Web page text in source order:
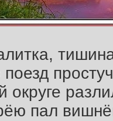
поезд
округе
пал